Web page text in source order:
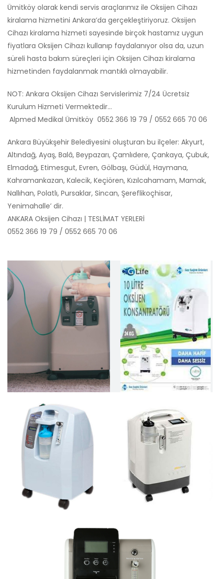
Ümitköy olarak kendi servis araçlarımız ile Oksijen Cihazı
kiralama hizmetini Ankara’da gerçekleştiriyoruz. Oksijen
Cihazı kiralama hizmeti sayesinde birçok hastamız uygun
fiyatlara Oksijen Cihazı kullanıp faydalanıyor olsa da, uzun
süreli hasta bakım süreçleri için Oksijen Cihazı kiralama
hizmetinden faydalanmak mantıklı olmayabilir.
NOT: Ankara Oksijen Cihazı Servislerimiz 7/24 Ücretsiz
Kurulum Hizmeti Vermektedir…
Alpmed Medikal Ümitköy 0552 366 19 79 / 0552 665 70 06
Ankara Büyükşehir Belediyesini oluşturan bu ilçeler: Akyurt,
Altındağ, Ayaş, Balâ, Beypazarı, Çamlıdere, Çankaya, Çubuk,
Elmadağ, Etimesgut, Evren, Gölbaşı, Güdül, Haymana,
Kahramankazan, Kalecik, Keçiören, Kızılcahamam, Mamak,
Nallıhan, Polatlı, Pursaklar, Sincan, Şereflikoçhisar,
Yenimahalle’ dir.
ANKARA Oksijen Cihazı | TESLİMAT YERLERİ
0552 366 19 79 / 0552 665 70 06